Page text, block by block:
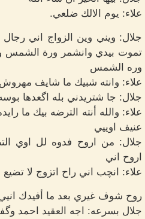
علاء: يوم الالك ضلعي.
جلال: ويني وين الزواج اني
تموت بيدي وانشمر ورة الشمس
وره الشمس
علاء: وانته شبيك ما شايف
جلال: جا شتريدني بله اگعدها
علاء: والله أنته الترضه بيك ما
عنيف اوييي
جلال: من اروح فدوه لل اوي
اروح اني
علاء: انچب اني راح اتزوج لا
روح شوف غيري بعد ما أفيدك
جلال بسرعه: اجه العقيد احمد